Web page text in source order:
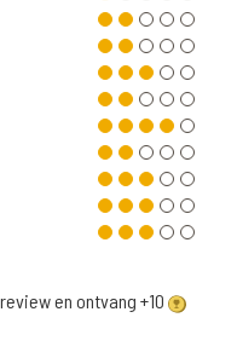
en ontvang +10